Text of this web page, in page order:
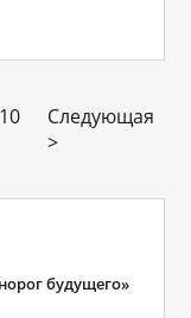
10
Следующая
>
будущего»